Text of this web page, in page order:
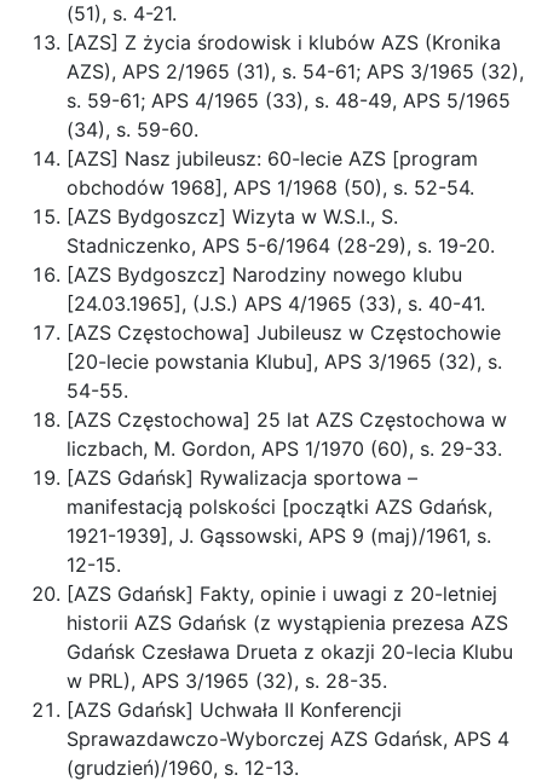
(51), s. 4-21.
[AZS] Z życia środowisk i klubów AZS (Kronika
AZS), APS 2/1965 (31), s. 54-61; APS 3/1965 (32),
s. 59-61; APS 4/1965 (33), s. 48-49, APS 5/1965
(34), s. 59-60.
[AZS] Nasz jubileusz: 60-lecie AZS [program
obchodów 1968], APS 1/1968 (50), s. 52-54.
[AZS Bydgoszcz] Wizyta w W.S.I., S.
Stadniczenko, APS 5-6/1964 (28-29), s. 19-20.
[AZS Bydgoszcz] Narodziny nowego klubu
[24.03.1965], (J.S.) APS 4/1965 (33), s. 40-41.
[AZS Częstochowa] Jubileusz w Częstochowie
[20-lecie powstania Klubu], APS 3/1965 (32), s.
54-55.
[AZS Częstochowa] 25 lat AZS Częstochowa w
liczbach, M. Gordon, APS 1/1970 (60), s. 29-33.
[AZS Gdańsk] Rywalizacja sportowa –
manifestacją polskości [początki AZS Gdańsk,
1921-1939], J. Gąssowski, APS 9 (maj)/1961, s.
12-15.
[AZS Gdańsk] Fakty, opinie i uwagi z 20-letniej
historii AZS Gdańsk (z wystąpienia prezesa AZS
Gdańsk Czesława Drueta z okazji 20-lecia Klubu
w PRL), APS 3/1965 (32), s. 28-35.
[AZS Gdańsk] Uchwała II Konferencji
Sprawazdawczo-Wyborczej AZS Gdańsk, APS 4
(grudzień)/1960, s. 12-13.